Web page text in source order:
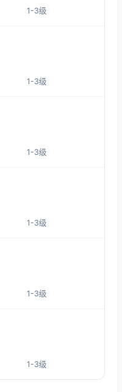
1-3
1-3
1-3级
1-3级
1-3级
1-3级
1-3级
1-3级